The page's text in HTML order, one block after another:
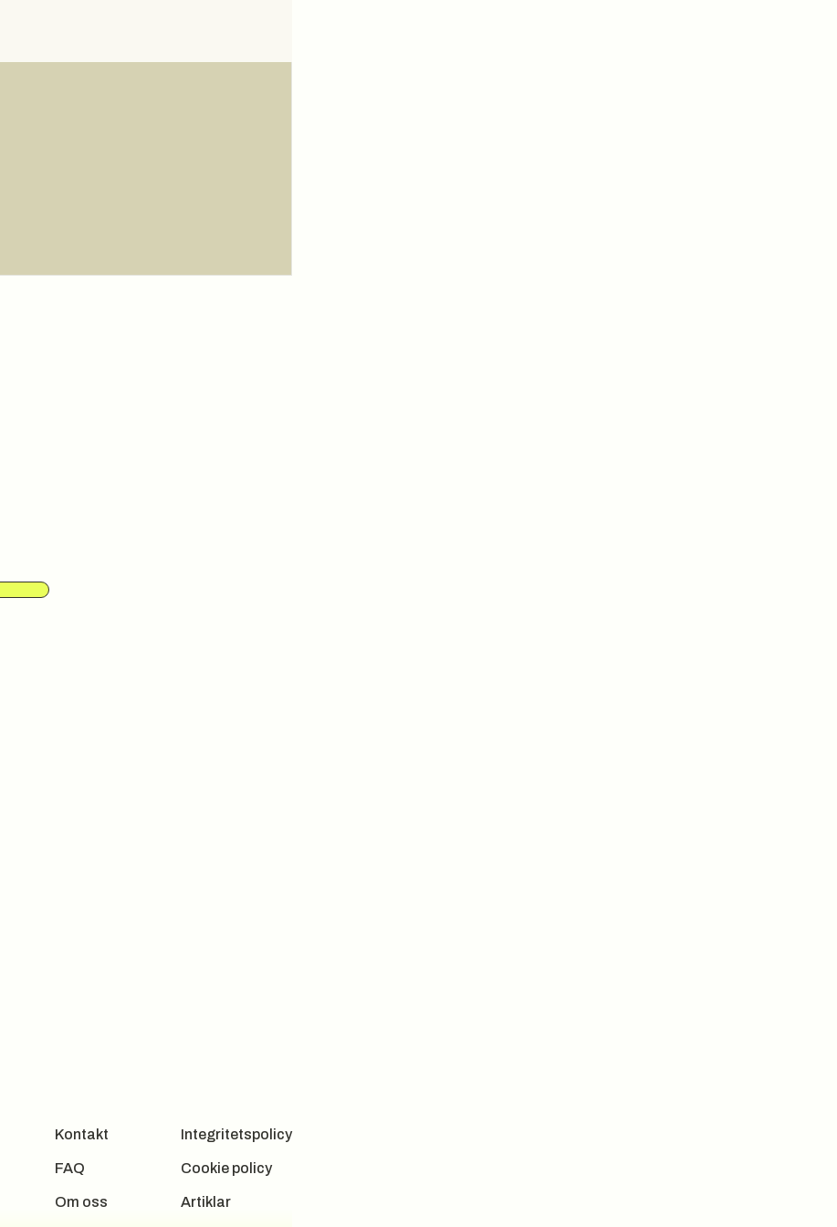
Kontakt
FAQ
Om oss
Integritetspolicy
Cookie policy
Artiklar